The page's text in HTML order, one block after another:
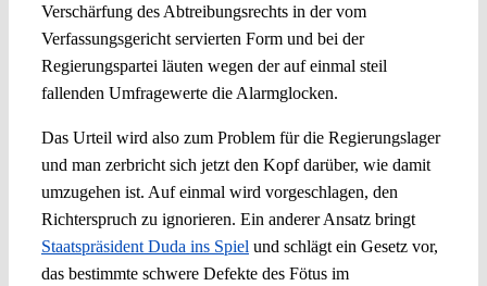
Verschärfung des Abtreibungsrechts in der vom
Verfassungsgericht servierten Form und bei der
Regierungspartei läuten wegen der auf einmal steil
fallenden Umfragewerte die Alarmglocken.
Das Urteil wird also zum Problem für die Regierungslager
und man zerbricht sich jetzt den Kopf darüber, wie damit
umzugehen ist. Auf einmal wird vorgeschlagen, den
Richterspruch zu ignorieren. Ein anderer Ansatz bringt
Staatspräsident Duda ins Spiel und schlägt ein Gesetz vor,
das bestimmte schwere Defekte des Fötus im